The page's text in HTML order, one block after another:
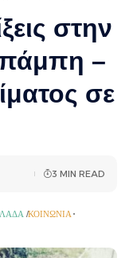
στην
–
σε
ΚΟΙΝΩΝΊΑ
3 MIN READ